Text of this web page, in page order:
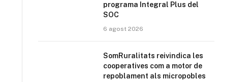
programa Integral Plus del
SOC
6 agost 2026
SomRuralitats reivindica les
cooperatives com a motor de
repoblament als micropobles